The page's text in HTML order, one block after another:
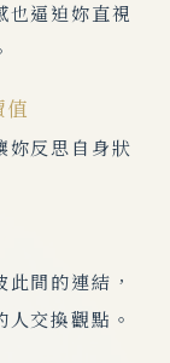
也逼迫妳直視
值
妳反思自身狀
間的連結，
交換觀點。